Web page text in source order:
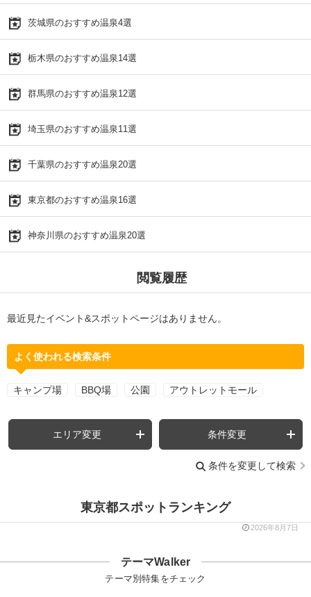
茨城県のおすすめ温泉4選
栃木県のおすすめ温泉14選
群馬県のおすすめ温泉12選
埼玉県のおすすめ温泉11選
千葉県のおすすめ温泉20選
東京都のおすすめ温泉16選
神奈川県のおすすめ温泉20選
閲覧履歴
最近見たイベント&スポットページはありません。
よく使われる検索条件
キャンプ場 BBQ場 公園 アウトレットモール
エリア変更 条件変更
条件を変更して検索
東京都スポットランキング
2026年8月7日
テーマWalker
テーマ別特集をチェック